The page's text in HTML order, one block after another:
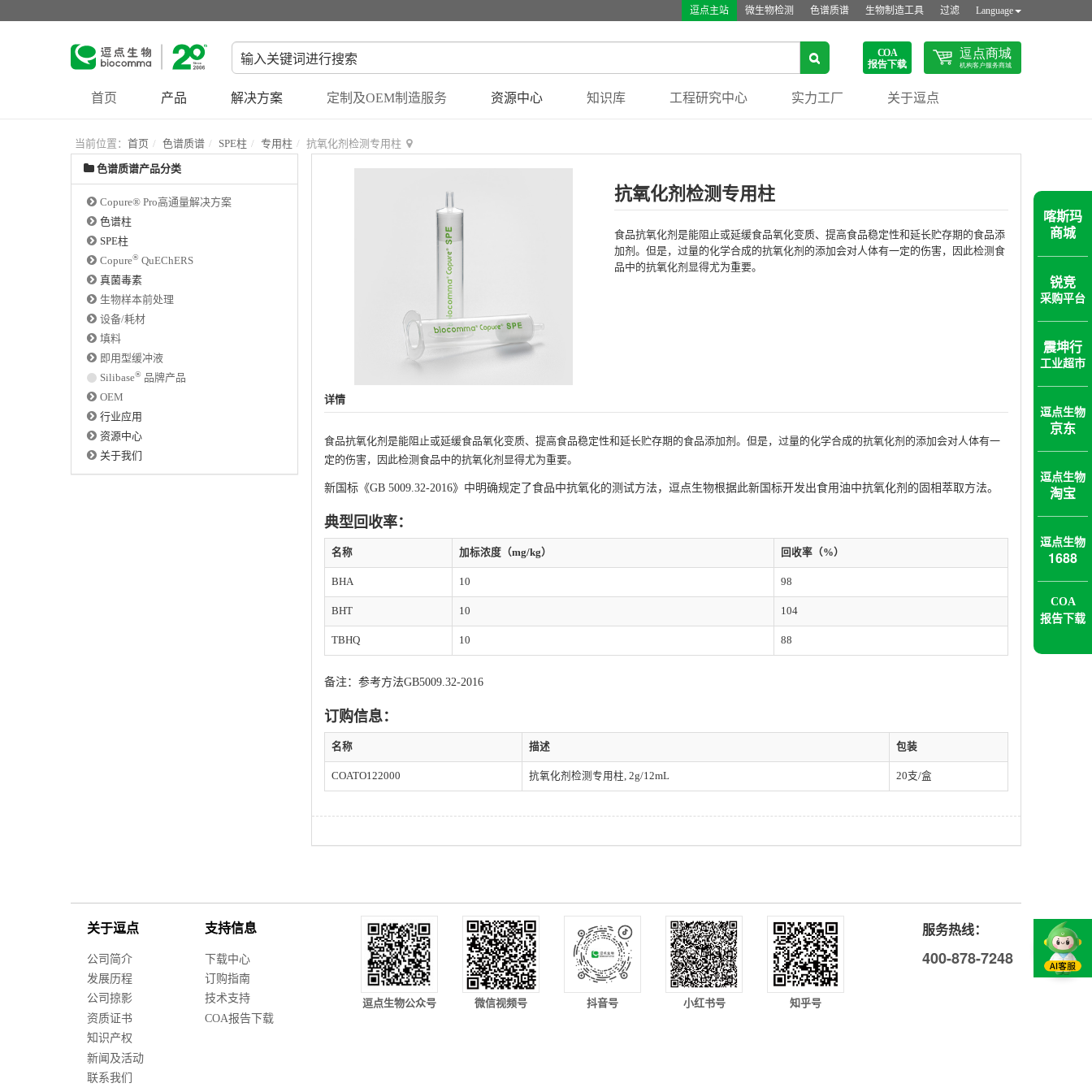
逗点主站 微生物检测 色谱质谱 生物制造工具 过滤 Language
首页 产品 解决方案 定制及OEM制造服务 资源中心 知识库 工程研究中心 实力工厂 关于逗点
当前位置： 首页 色谱质谱 SPE柱 专用柱 抗氧化剂检测专用柱
抗氧化剂检测专用柱
食品抗氧化剂是能阻止或延缓食品氧化变质、提高食品稳定性和延长贮存期的食品添
加剂。但是，过量的化学合成的抗氧化剂的添加会对人体有一定的伤害，因此检测食
品中的抗氧化剂显得尤为重要。
详情
食品抗氧化剂是能阻止或延缓食品氧化变质、提高食品稳定性和延长贮存期的食品添加剂。但是，过量的化学合成的抗氧化剂的添加会对人体有一
定的伤害，因此检测食品中的抗氧化剂显得尤为重要。
新国标《GB 5009.32-2016》中明确规定了食品中抗氧化的测试方法，逗点生物根据此新国标开发出食用油中抗氧化剂的固相萃取方法。
典型回收率：
名称 加标浓度（mg/kg） 回收率（%）
BHA 10 98
BHT 10 104
TBHQ 10 88
备注：参考方法GB5009.32-2016
订购信息：
名称 描述 包装
COATO122000 抗氧化剂检测专用柱, 2g/12mL 20支/盒
色谱质谱产品分类
Copure® Pro高通量解决方案
色谱柱
SPE柱
Copure® QuEChERS
真菌毒素
生物样本前处理
设备/耗材
填料
即用型缓冲液
Silibase® 品牌产品
OEM
行业应用
资源中心
关于我们
喀斯玛
商城
锐竞
采购平台
震坤行
工业超市
逗点生物
京东
逗点生物
淘宝
逗点生物
1688
COA
报告下载
关于逗点
公司简介
发展历程
公司掠影
资质证书
知识产权
新闻及活动
联系我们
支持信息
下载中心
订购指南
技术支持
COA报告下载
逗点生物公众号 微信视频号 抖音号 小红书号 知乎号
服务热线：
400-878-7248